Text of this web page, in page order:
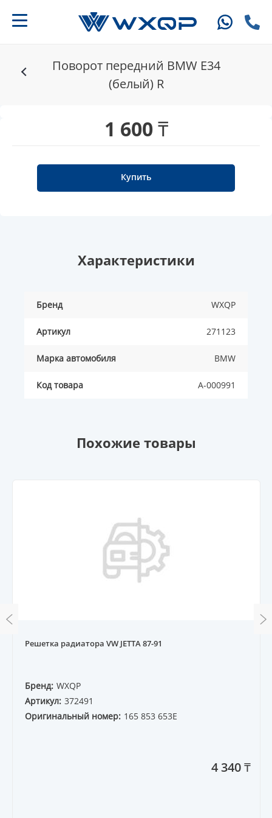
Поворот передний BMW E34
(белый) R
1 600 ₸
Купить
Характеристики
Бренд WXQP
Артикул 271123
Марка автомобиля BMW
Код товара A-000991
Похожие товары
Решетка радиатора VW JETTA 87-91
Бренд: WXQP
Артикул: 372491
Оригинальный номер: 165 853 653E
4 340 ₸